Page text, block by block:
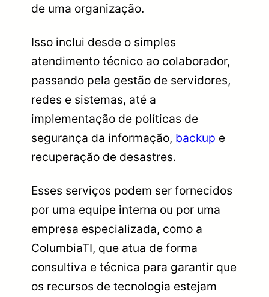
de uma organização.
Isso inclui desde o simples
atendimento técnico ao colaborador,
passando pela gestão de servidores,
redes e sistemas, até a
implementação de políticas de
segurança da informação, backup e
recuperação de desastres.
Esses serviços podem ser fornecidos
por uma equipe interna ou por uma
empresa especializada, como a
ColumbiaTI, que atua de forma
consultiva e técnica para garantir que
os recursos de tecnologia estejam